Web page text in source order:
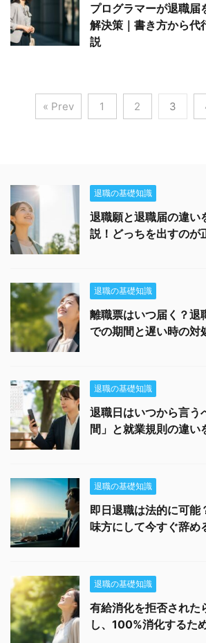
プログラマーが退職届
解決策｜書き方から代
説
« Prev 1 2 3
退職の基礎知識
退職願と退職届の違い
説！どっちを出すのが
退職の基礎知識
離職票はいつ届く？退
での期間と遅い時の対
退職の基礎知識
退職日はいつから言う
間」と就業規則の違い
退職の基礎知識
即日退職は法的に可能
味方にして今すぐ辞め
退職の基礎知識
有給消化を拒否された
し、100%消化するた